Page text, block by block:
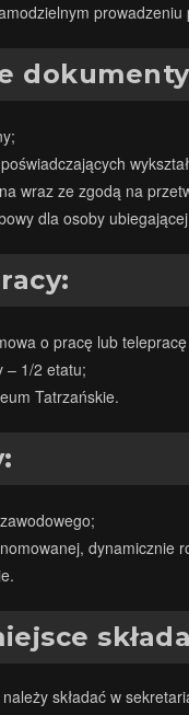
prowadzeniu
wraz ze zgodą na
dla osoby
o pracę lub
– 1/2 etatu;
Tatrzańskie.
dynamicznie
składać w